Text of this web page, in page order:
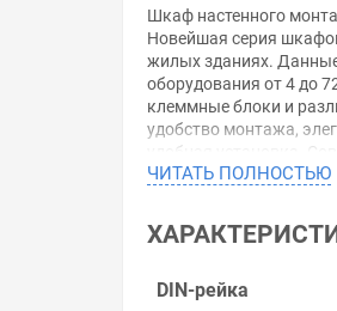
Шкаф настенного
Новейшая серия
жилых зданиях.
оборудования от 4 до
клеммные блоки и
удобство монтажа,
удобная установка.
Дверь открывается на
Быстрое и безопасное
Двери могут
шкафа стенка
ЧИТАТЬ ПОЛНОСТЬЮ
DIN-рейка